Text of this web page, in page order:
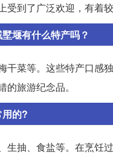
到了广泛欢迎，有着较
堰有什么特产吗？
干菜等。这些特产口
旅游纪念品。
的?
生抽、食盐等。在烹饪